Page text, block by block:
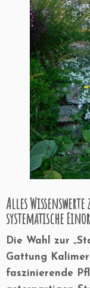
Alles
systematische
Die Wahl zur
Gattung
faszinierende